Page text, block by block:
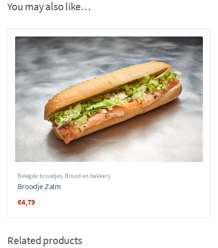
You may also like…
Belegde broodjes, Brood en bakkerij
Broodje Zalm
€4,79
Related products